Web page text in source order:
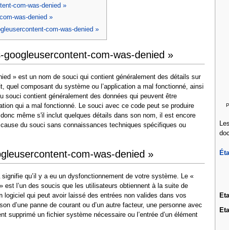
com-was-denied »
was-denied »
com-was-denied »
com-was-denied »
» est un nom de souci qui contient généralement des détails sur
quel composant du système ou l’application a mal fonctionné, ainsi
souci contient généralement des données qui peuvent être
qui a mal fonctionné. Le souci avec ce code peut se produire
même s'il inclut quelques détails dans son nom, il est encore
du souci sans connaissances techniques spécifiques ou
com-was-denied »
qu’il y a eu un dysfonctionnement de votre système. Le «
est l’un des soucis que les utilisateurs obtiennent à la suite de
logiciel qui peut avoir laissé des entrées non valides dans vos
d’une panne de courant ou d’un autre facteur, une personne avec
supprimé un fichier système nécessaire ou l’entrée d’un élément